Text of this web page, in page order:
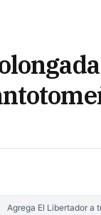
Agrega El Libertador a